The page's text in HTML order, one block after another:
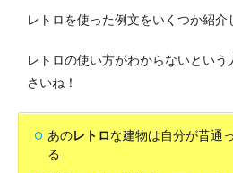
レトロを使った例文をいくつか紹介
レトロの使い方がわからないとい
さいね！
あのレトロな建物は自分が昔通
る